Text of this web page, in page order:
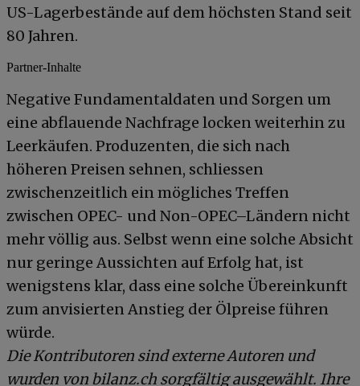
US-Lagerbestände auf dem höchsten Stand seit
80 Jahren.
Partner-Inhalte
Negative Fundamentaldaten und Sorgen um
eine abflauende Nachfrage locken weiterhin zu
Leerkäufen. Produzenten, die sich nach
höheren Preisen sehnen, schliessen
zwischenzeitlich ein mögliches Treffen
zwischen OPEC- und Non-OPEC–Ländern nicht
mehr völlig aus. Selbst wenn eine solche Absicht
nur geringe Aussichten auf Erfolg hat, ist
wenigstens klar, dass eine solche Übereinkunft
zum anvisierten Anstieg der Ölpreise führen
würde.
Die Kontributoren sind externe Autoren und
wurden von bilanz.ch sorgfältig ausgewählt. Ihre